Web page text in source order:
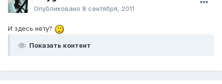
Опубликовано 8 сентября, 2011
И здесь нету?
Показать контент